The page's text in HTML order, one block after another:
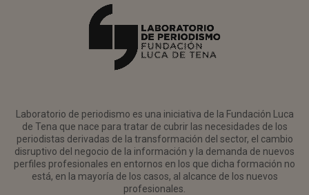
Laboratorio de periodismo es una iniciativa de la Fundación Luca
de Tena que nace para tratar de cubrir las necesidades de los
periodistas derivadas de la transformación del sector, el cambio
disruptivo del negocio de la información y la demanda de nuevos
perfiles profesionales en entornos en los que dicha formación no
está, en la mayoría de los casos, al alcance de los nuevos
profesionales.